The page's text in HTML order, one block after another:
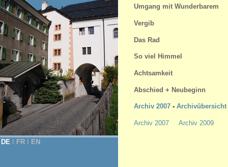
DE FR EN
Umgang mit Wunderbarem
Vergib
Das Rad
So viel Himmel
Achtsamkeit
Abschied + Neubeginn
Archiv 2007 - Archivübersicht
Archiv 2007 Archiv 2009